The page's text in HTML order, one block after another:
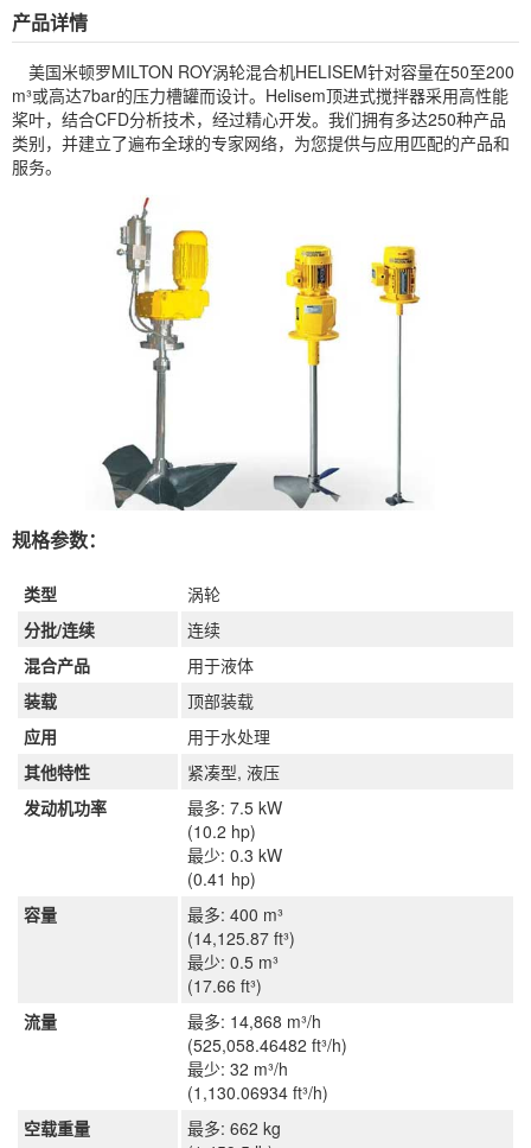
产品详情
美国米顿罗MILTON ROY涡轮混合机HELISEM针对容量在50至200
m³或高达7bar的压力槽罐而设计。Helisem顶进式搅拌器采用高性能
桨叶，结合CFD分析技术，经过精心开发。我们拥有多达250种产品
类别，并建立了遍布全球的专家网络，为您提供与应用匹配的产品和
服务。
规格参数：
类型
涡轮
分批/连续
连续
混合产品
用于液体
装载
顶部装载
应用
用于水处理
其他特性
紧凑型, 液压
发动机功率
最多: 7.5 kW
(10.2 hp)
最少: 0.3 kW
(0.41 hp)
容量
最多: 400 m³
(14,125.87 ft³)
最少: 0.5 m³
(17.66 ft³)
流量
最多: 14,868 m³/h
(525,058.46482 ft³/h)
最少: 32 m³/h
(1,130.06934 ft³/h)
空载重量
最多: 662 kg